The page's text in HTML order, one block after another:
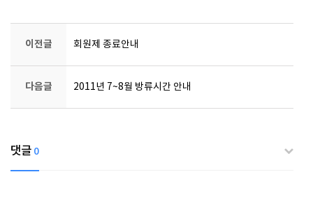
이전글 회원제 종료안내
다음글 2011년 7~8월 방류시간 안내
댓글 0